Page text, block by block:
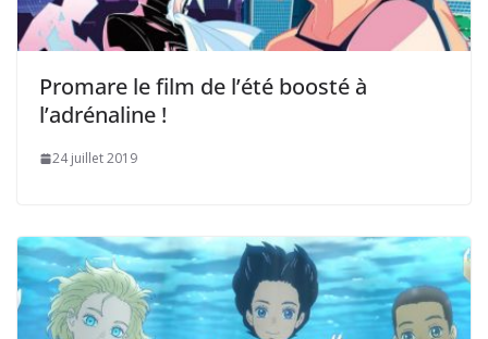
Promare le film de l’été boosté à
l’adrénaline !
24 juillet 2019